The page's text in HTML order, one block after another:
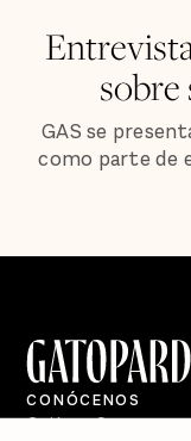
GAS se
como parte de
CONÓCENOS
Quiénes Somos